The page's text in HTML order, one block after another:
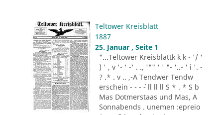
Teltower Kreisblatt
1887
25. Januar , Seite 1
"...Teltower Kreisblattk k k - '/ '
) ' , v '- ' -' . ., '"" ' ' "- '..- ' i '. -
? .* . v .. ,-A Tendwer Tendw
erschein - - - ´- ll ll ll S * . * S b
Mas Dotmerstaas und Mas, A
Sonnabends . unemen :epreio